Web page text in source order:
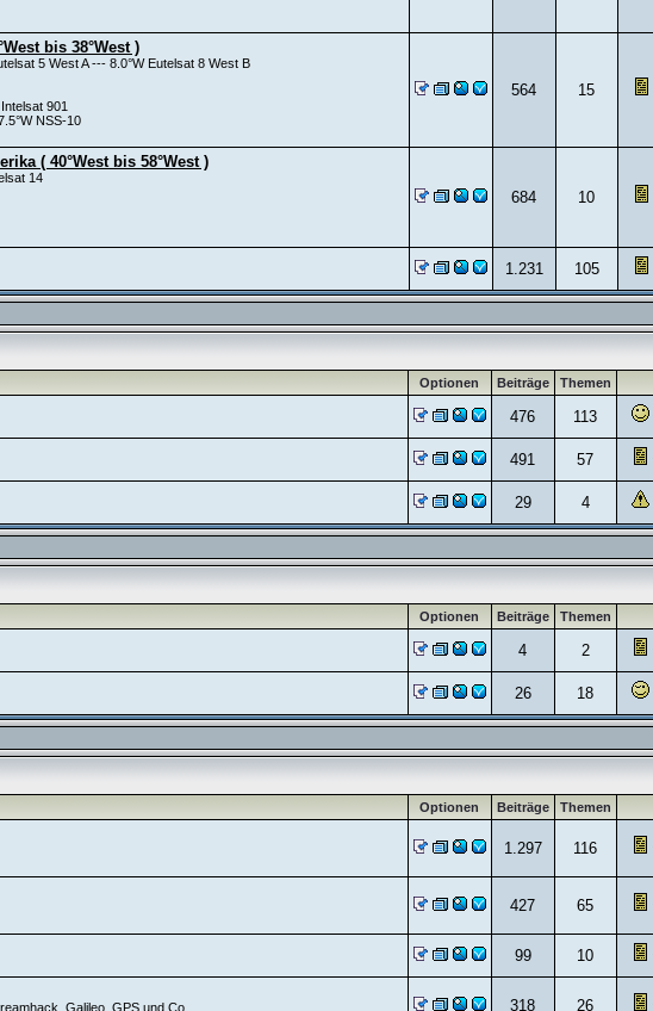
bis 38°West )
5 West A --- 8.0°W Eutelsat 8 West B
901
NSS-10
564 15
( 40°West bis 58°West )
14
684 10
1.231 105
Optionen Beiträge Themen
476 113
491 57
29 4
Optionen Beiträge Themen
4 2
26 18
Optionen Beiträge Themen
1.297 116
427 65
99 10
Galileo, GPS und Co 318 26